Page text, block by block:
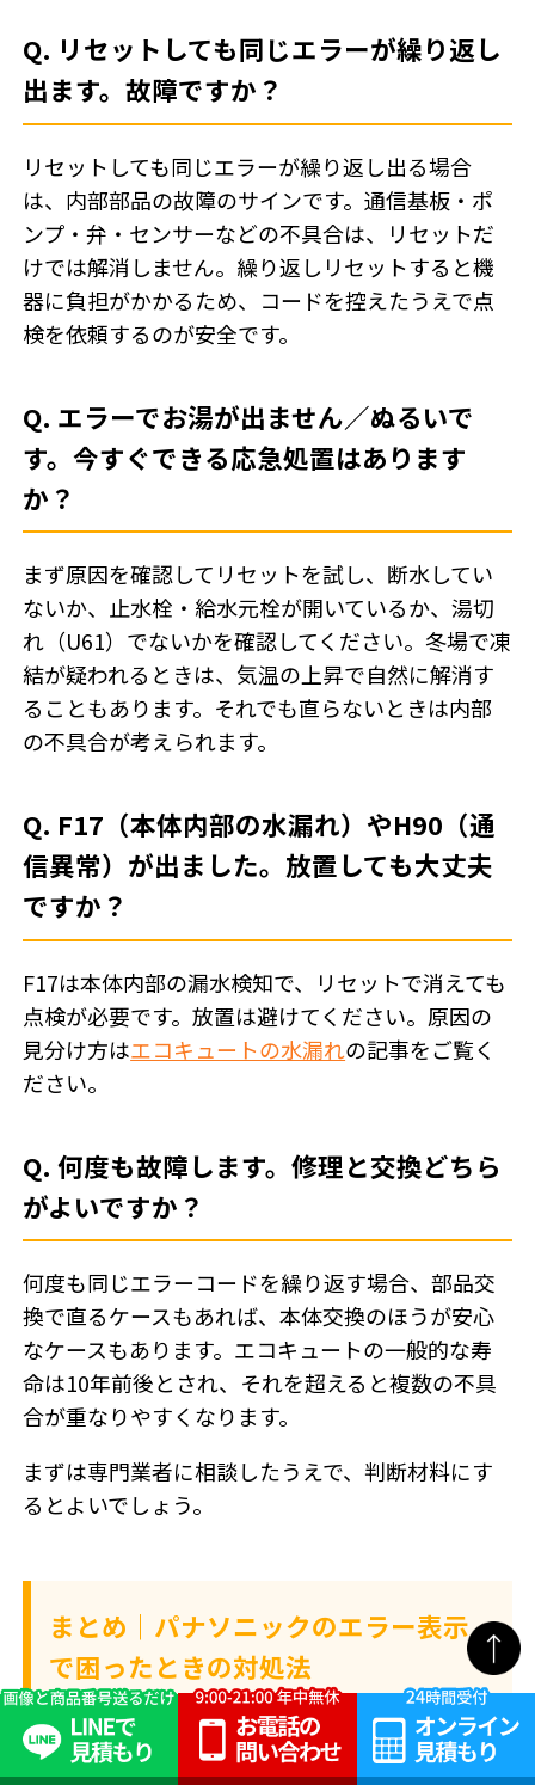
Q. リセットしても同じエラーが繰り返し
出ます。故障ですか？
リセットしても同じエラーが繰り返し出る場合
は、内部部品の故障のサインです。通信基板・ポ
ンプ・弁・センサーなどの不具合は、リセットだ
けでは解消しません。繰り返しリセットすると機
器に負担がかかるため、コードを控えたうえで点
検を依頼するのが安全です。
Q. エラーでお湯が出ません／ぬるいで
す。今すぐできる応急処置はあります
か？
まず原因を確認してリセットを試し、断水してい
ないか、止水栓・給水元栓が開いているか、湯切
れ（U61）でないかを確認してください。冬場で凍
結が疑われるときは、気温の上昇で自然に解消す
ることもあります。それでも直らないときは内部
の不具合が考えられます。
Q. F17（本体内部の水漏れ）やH90（通
信異常）が出ました。放置しても大丈夫
ですか？
F17は本体内部の漏水検知で、リセットで消えても
点検が必要です。放置は避けてください。原因の
見分け方はエコキュートの水漏れの記事をご覧く
ださい。
Q. 何度も故障します。修理と交換どちら
がよいですか？
何度も同じエラーコードを繰り返す場合、部品交
換で直るケースもあれば、本体交換のほうが安心
なケースもあります。エコキュートの一般的な寿
命は10年前後とされ、それを超えると複数の不具
合が重なりやすくなります。
まずは専門業者に相談したうえで、判断材料にす
るとよいでしょう。
まとめ｜パナソニックのエラー表示
で困ったときの対処法
パナソニックのエコキュートにエラーが出たとき